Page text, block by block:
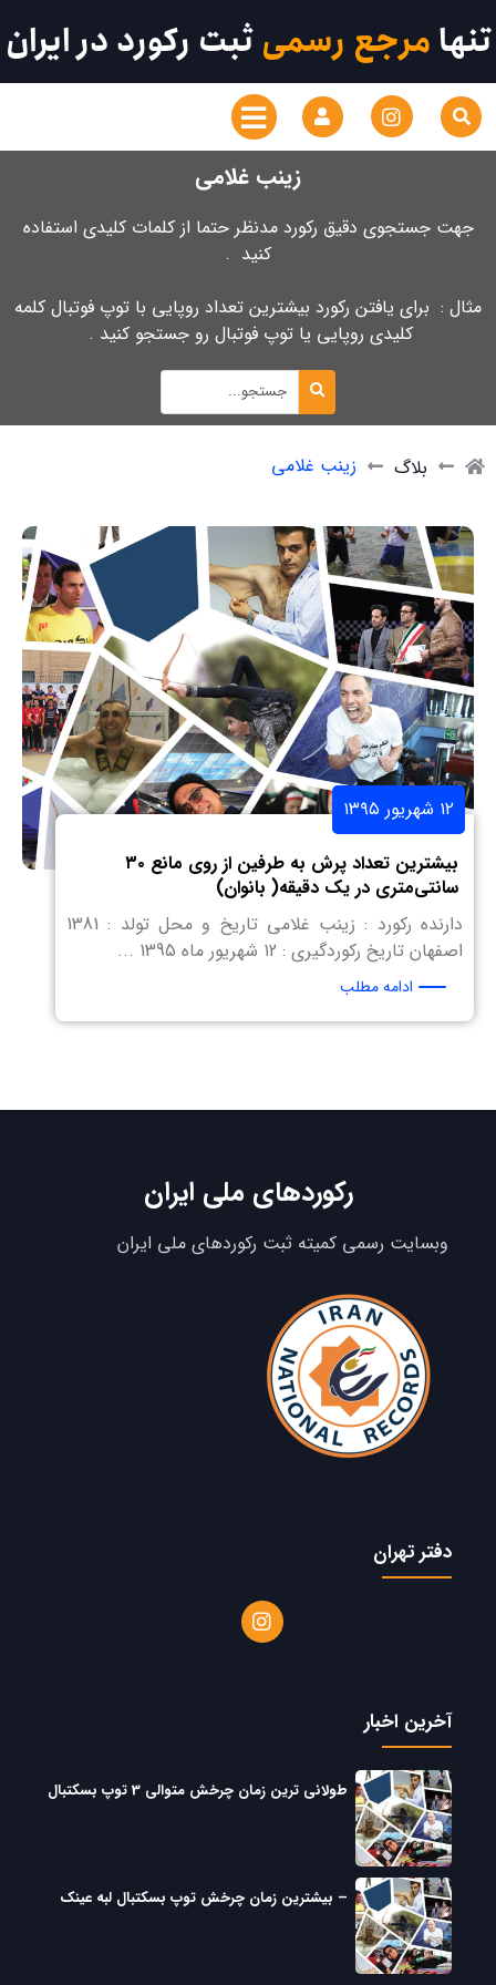
تنهامرجع رسمیثبت رکورد در ایران
زینب غلامی
جهت جستجوی دقیق رکورد مدنظر حتما از کلمات کلیدی استفاده
کنید .
مثال : برای یافتن رکورد بیشترین تعداد روپایی با توپ فوتبال کلمه
کلیدی روپایی یا توپ فوتبال رو جستجو کنید .
بلاگ زینب غلامی
۱۲ شهریور ۱۳۹۵
بیشترین تعداد پرش به طرفین از روی مانع ۳۰
سانتی‌متری در یک دقیقه( بانوان)
دارنده رکورد : زینب غلامی تاریخ و محل تولد : 1381
اصفهان تاریخ رکوردگیری : 12 شهریور ماه 1395 ...
ادامه مطلب
رکوردهای ملی ایران
وبسایت رسمی کمیته ثبت رکوردهای ملی ایران
دفتر تهران
آخرین اخبار
طولانی ترین زمان چرخش متوالی 3 توپ بسکتبال
– بیشترین زمان چرخش توپ بسکتبال لبه عینک